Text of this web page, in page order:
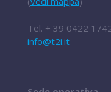
Tel. + 39 0422
info@t2i.it